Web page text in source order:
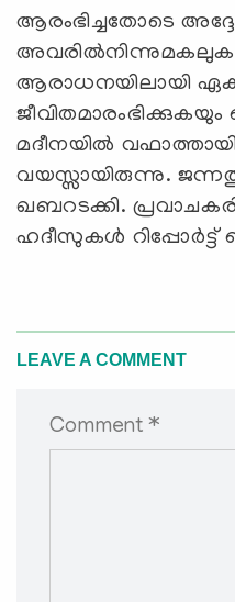
ആരംഭിച്ചതോടെ
ആരാധനയിലായി
മദീനയില്‍
വയസ്സായിരുന്നു.
ഖബറടക്കി.
ഹദീസുകള്‍ റിപ്പോര്‍ട്ട്
LEAVE A COMMENT
Comment *